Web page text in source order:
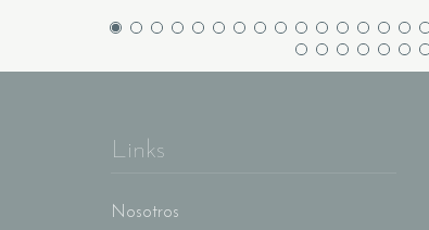
Links
Nosotros